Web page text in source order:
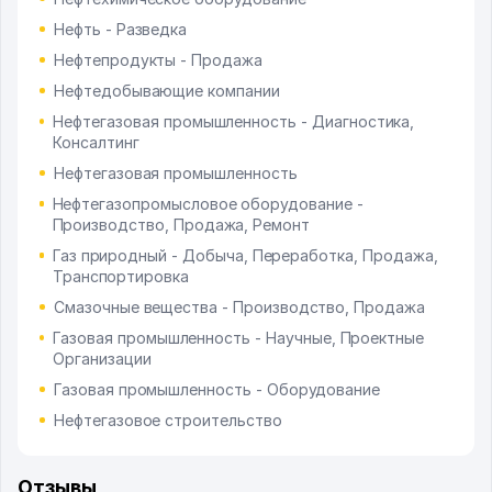
Нефть - Разведка
Нефтепродукты - Продажа
Нефтедобывающие компании
Нефтегазовая промышленность - Диагностика,
Консалтинг
Нефтегазовая промышленность
Нефтегазопромысловое оборудование -
Производство, Продажа, Ремонт
Газ природный - Добыча, Переработка, Продажа,
Транспортировка
Смазочные вещества - Производство, Продажа
Газовая промышленность - Научные, Проектные
Организации
Газовая промышленность - Оборудование
Нефтегазовое строительство
Отзывы